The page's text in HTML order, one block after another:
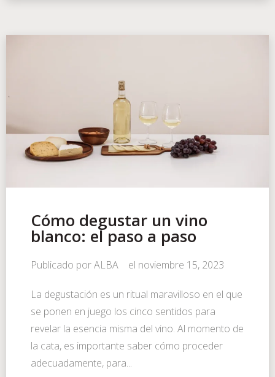
Cómo degustar un vino
blanco: el paso a paso
Publicado porALBA el noviembre 15, 2023
La degustación es un ritual maravilloso en el que
se ponen en juego los cinco sentidos para
revelar la esencia misma del vino. Al momento de
la cata, es importante saber cómo proceder
adecuadamente, para...